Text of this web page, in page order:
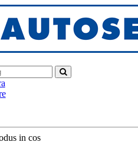
in cos